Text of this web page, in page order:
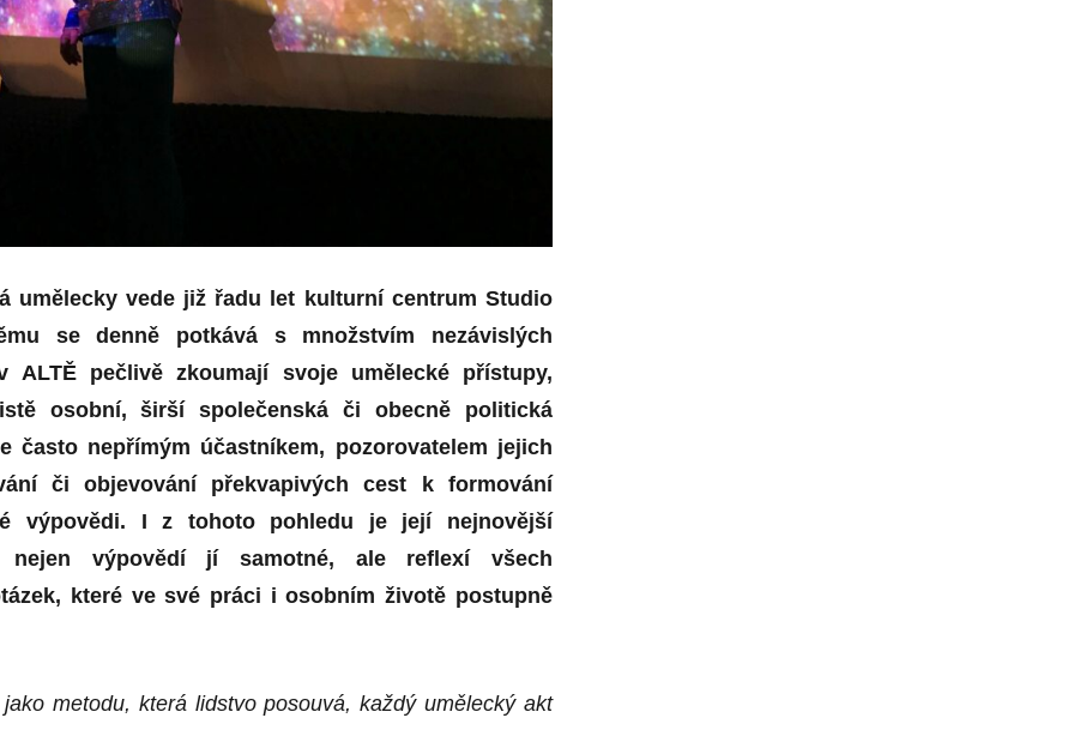
umělecky vede již řadu let kulturní centrum Studio
se denně potkává s množstvím nezávislých
ALTĚ pečlivě zkoumají svoje umělecké přístupy,
osobní, širší společenská či obecně politická
často nepřímým účastníkem, pozorovatelem jejich
či objevování překvapivých cest k formování
výpovědi. I z tohoto pohledu je její nejnovější
nejen výpovědí jí samotné, ale reflexí všech
které ve své práci i osobním životě postupně
metodu, která lidstvo posouvá, každý umělecký akt